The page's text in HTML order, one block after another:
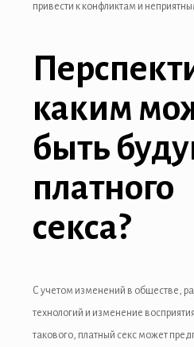
привести к конфликтам и
каким
быть
платного
секса?
С учетом изменений в обществе,
технологий и изменение
такового, платный секс может